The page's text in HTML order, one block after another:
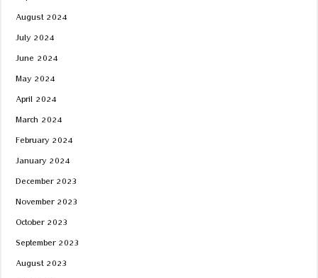
August 2024
July 2024
June 2024
May 2024
April 2024
March 2024
February 2024
January 2024
December 2023
November 2023
October 2023
September 2023
August 2023